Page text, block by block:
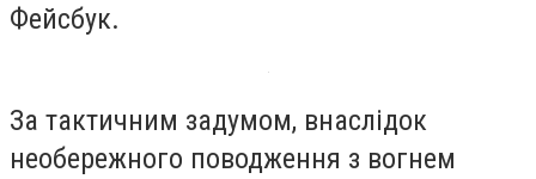
Фейсбук.
За тактичним задумом, внаслідок
необережного поводження з вогнем